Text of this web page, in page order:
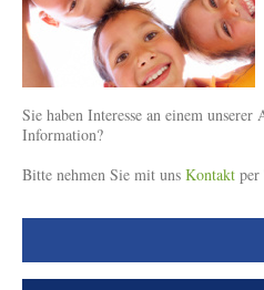
Sie haben Interesse an einem
Information?
Bitte nehmen Sie mit uns Kontakt per